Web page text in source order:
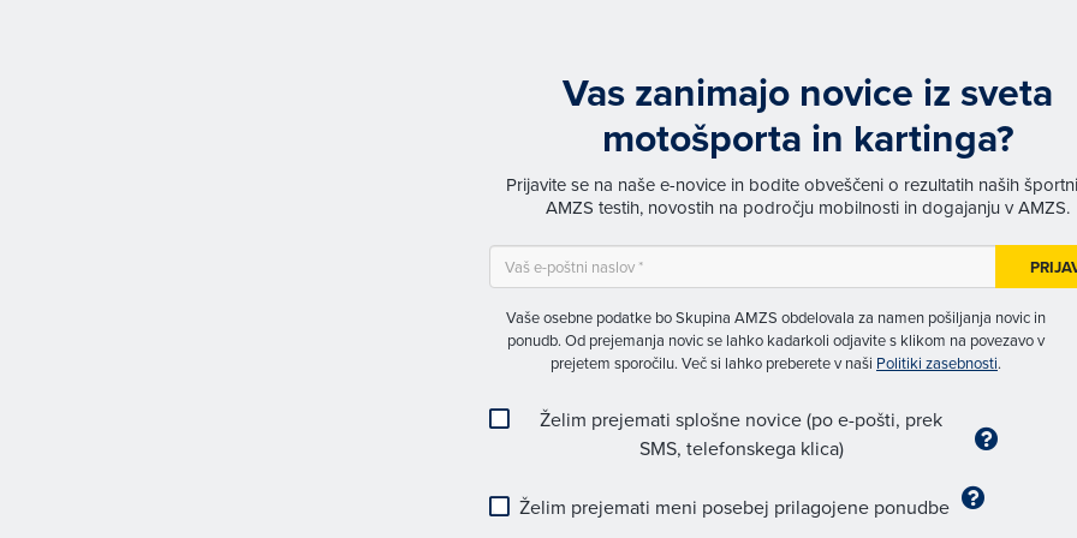
Vas zanimajo novice iz sveta
motošporta in kartinga?
Prijavite se na naše e-novice in bodite obveščeni o rezultatih naših
AMZS testih, novostih na področju mobilnosti in dogajanju v AMZS.
Vaše osebne podatke bo Skupina AMZS obdelovala za namen pošiljanja novic in
ponudb. Od prejemanja novic se lahko kadarkoli odjavite s klikom na povezavo v
prejetem sporočilu. Več si lahko preberete v naši Politiki zasebnosti.
Želim prejemati splošne novice (po e-pošti, prek
SMS, telefonskega klica)
Želim prejemati meni posebej prilagojene ponudbe